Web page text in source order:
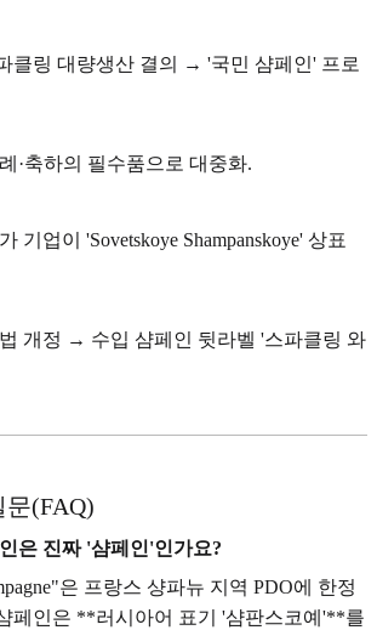
클링 대량생산 결의 → '국민 샴페인' 프로
·축하의 필수품으로 대중화.
기업이 'Sovetskoye Shampanskoye' 상표
개정 → 수입 샴페인 뒷라벨 '스파클링 와
(FAQ)
은 진짜 '샴페인'인가요?
은 프랑스 샹파뉴 지역 PDO에 한정
페인은 **러시아어 표기 '샴판스코예'**를